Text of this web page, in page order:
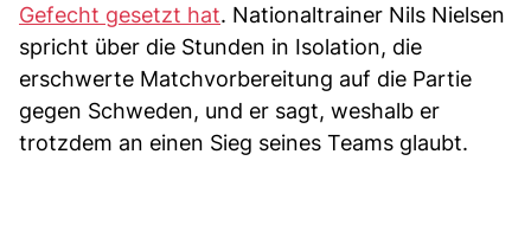
Gefecht gesetzt hat. Nationaltrainer Nils Nielsen
spricht über die Stunden in Isolation, die
erschwerte Matchvorbereitung auf die Partie
gegen Schweden, und er sagt, weshalb er
trotzdem an einen Sieg seines Teams glaubt.